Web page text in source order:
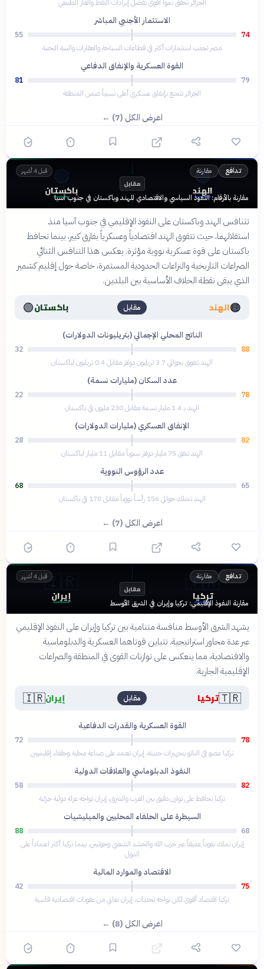
الجزائر تحقق نمواً أقوى بفضل إيرادات النفط والغاز الطبيعي
الاستثمار الأجنبي المباشر
74
55
مصر تجذب استثمارات أكثر في قطاعات السياحة والعقارات والبنية التحتية
القوة العسكرية والإنفاق الدفاعي
79
81
الجزائر تتمتع بإنفاق عسكري أعلى نسبياً ضمن المنطقة
اعرض الكل (7) ←
تدافع مقارنة قبل 4 أشهر 🟠
الهند مقابل 🟢
باكستان
مقارنة بالأرقام: النفوذ السياسي والاقتصادي للهند وباكستان في جنوب آسيا
تتنافس الهند وباكستان على النفوذ الإقليمي في جنوب آسيا منذ
استقلالهما، حيث تتفوق الهند اقتصادياً وعسكرياً بفارق كبير، بينما تحافظ
باكستان على قوة عسكرية نووية مؤثرة. يعكس هذا التنافس الثنائي
الصراعات التاريخية والنزاعات الحدودية المستمرة، خاصة حول إقليم كشمير
الذي يبقى نقطة الخلاف الأساسية بين البلدين.
🟠الهند مقابل باكستان🟢
الناتج المحلي الإجمالي (بتريليونات الدولارات)
88
32
الهند تتفوق بحوالي 3.7 تريليون دولار مقابل 0.4 تريليون لباكستان
عدد السكان (مليارات نسمة)
78
22
الهند بـ 1.4 مليار نسمة مقابل 230 مليون في باكستان
الإنفاق العسكري (مليارات الدولارات)
82
28
الهند تنفق 75 مليار دولار سنوياً مقابل 11 مليار لباكستان
عدد الرؤوس النووية
65
68
الهند تمتلك حوالي 156 رأساً نووياً مقابل 170 في باكستان
اعرض الكل (7) ←
تدافع مقارنة قبل 4 أشهر 🇹🇷
تركيا مقابل 🇮🇷
إيران مقارنة النفوذ الإقليمي: تركيا وإيران في الشرق الأوسط
يشهد الشرق الأوسط منافسة متنامية بين تركيا وإيران على النفوذ الإقليمي
عبر عدة محاور استراتيجية. تتباين قوتاهما العسكرية والدبلوماسية
والاقتصادية، مما ينعكس على توازنات القوى في المنطقة والصراعات
الإقليمية الجارية.
🇹🇷تركيا مقابل إيران🇮🇷
القوة العسكرية والقدرات الدفاعية
78
72
تركيا عضو في الناتو بتجهيزات حديثة، إيران تعتمد على صناعة محلية وحلفاء إقليميين
النفوذ الدبلوماسي والعلاقات الدولية
82
58
تركيا تحافظ على توازن دقيق بين الغرب والشرق، إيران تواجه عزلة دولية جزئية
السيطرة على الحلفاء المحليين والميليشيات
68
88
إيران تملك نفوذاً عميقاً عبر حزب الله والحشد الشعبي وحوثيين، بينما تركيا أكثر اعتماداً على
الدول
الاقتصاد والموارد المالية
75
42
تركيا اقتصاد أقوى لكن تواجه تحديات، إيران تعاني من عقوبات اقتصادية قاسية
اعرض الكل (8) ←